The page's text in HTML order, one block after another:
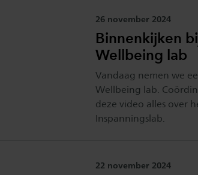
Publicatiedatum:
26 november 2024
Binnenkijken
Wellbeing lab
Vandaag nemen we
Wellbeing lab.
deze video alles over
Inspanningslab.
Publicatiedatum:
22 november 2024